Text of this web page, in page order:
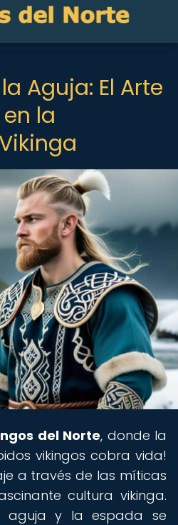
Aguja: El Arte
la
del Norte, donde la
vikingos cobra vida!
a través de las míticas
cultura vikinga.
aguja y la espada se